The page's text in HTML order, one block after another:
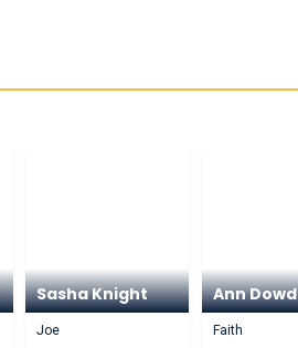
Sasha Knight
Joe
Ann Dowd
Faith